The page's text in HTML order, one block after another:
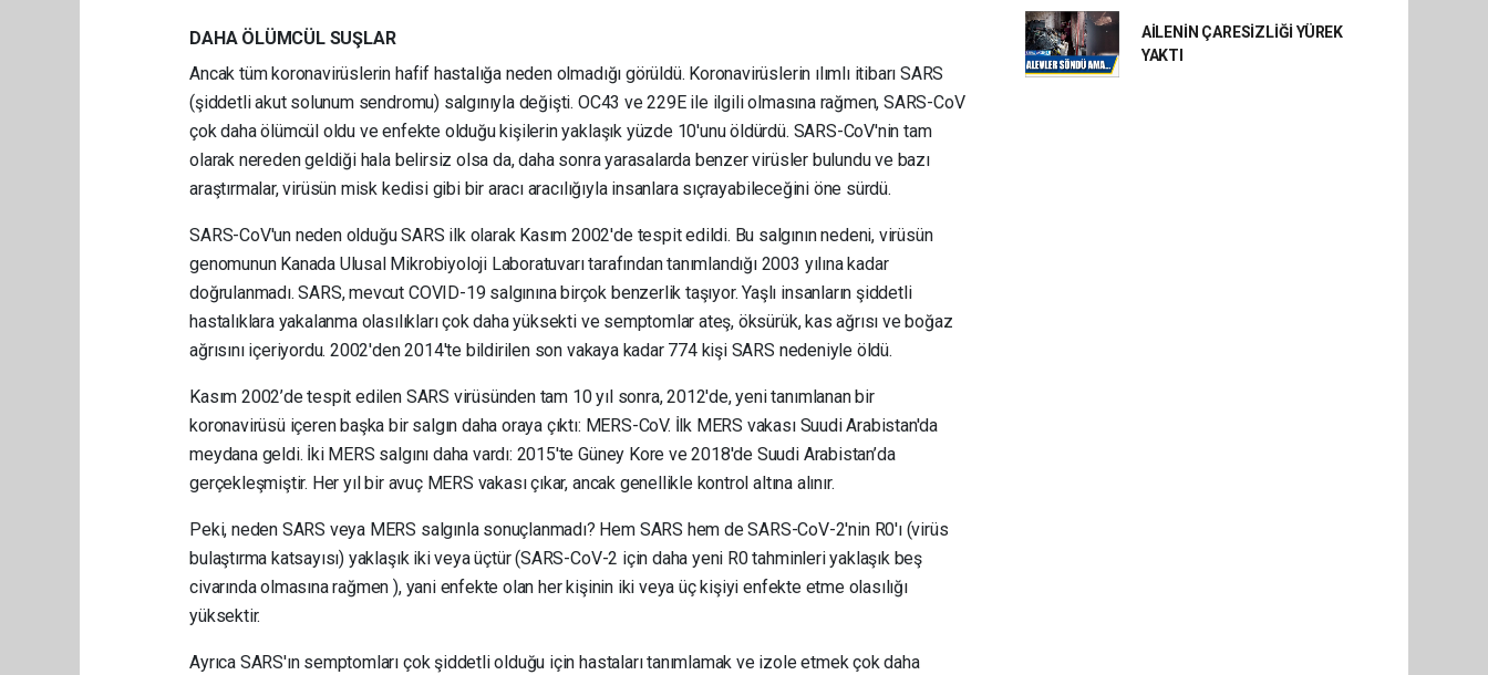
DAHA ÖLÜMCÜL SUŞLAR
Ancak tüm koronavirüslerin hafif hastalığa neden olmadığı görüldü. Koronavirüslerin ılımlı itibarı SARS
(şiddetli akut solunum sendromu) salgınıyla değişti. OC43 ve 229E ile ilgili olmasına rağmen, SARS-CoV
çok daha ölümcül oldu ve enfekte olduğu kişilerin yaklaşık yüzde 10'unu öldürdü. SARS-CoV'nin tam
olarak nereden geldiği hala belirsiz olsa da, daha sonra yarasalarda benzer virüsler bulundu ve bazı
araştırmalar, virüsün misk kedisi gibi bir aracı aracılığıyla insanlara sıçrayabileceğini öne sürdü.
SARS-CoV'un neden olduğu SARS ilk olarak Kasım 2002'de tespit edildi. Bu salgının nedeni, virüsün
genomunun Kanada Ulusal Mikrobiyoloji Laboratuvarı tarafından tanımlandığı 2003 yılına kadar
doğrulanmadı. SARS, mevcut COVID-19 salgınına birçok benzerlik taşıyor. Yaşlı insanların şiddetli
hastalıklara yakalanma olasılıkları çok daha yüksekti ve semptomlar ateş, öksürük, kas ağrısı ve boğaz
ağrısını içeriyordu. 2002'den 2014'te bildirilen son vakaya kadar 774 kişi SARS nedeniyle öldü.
Kasım 2002’de tespit edilen SARS virüsünden tam 10 yıl sonra, 2012'de, yeni tanımlanan bir
koronavirüsü içeren başka bir salgın daha oraya çıktı: MERS-CoV. İlk MERS vakası Suudi Arabistan'da
meydana geldi. İki MERS salgını daha vardı: 2015'te Güney Kore ve 2018'de Suudi Arabistan’da
gerçekleşmiştir. Her yıl bir avuç MERS vakası çıkar, ancak genellikle kontrol altına alınır.
Peki, neden SARS veya MERS salgınla sonuçlanmadı? Hem SARS hem de SARS-CoV-2'nin R0'ı (virüs
bulaştırma katsayısı) yaklaşık iki veya üçtür (SARS-CoV-2 için daha yeni R0 tahminleri yaklaşık beş
civarında olmasına rağmen ), yani enfekte olan her kişinin iki veya üç kişiyi enfekte etme olasılığı
yüksektir.
Ayrıca SARS'ın semptomları çok şiddetli olduğu için hastaları tanımlamak ve izole etmek çok daha
AİLENİN ÇARESİZLİĞİ YÜREK
YAKTI